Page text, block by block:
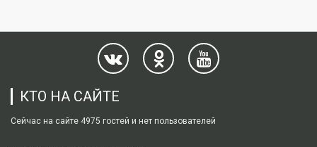
КТО НА САЙТЕ
Сейчас на сайте 4975 гостей и нет пользователей